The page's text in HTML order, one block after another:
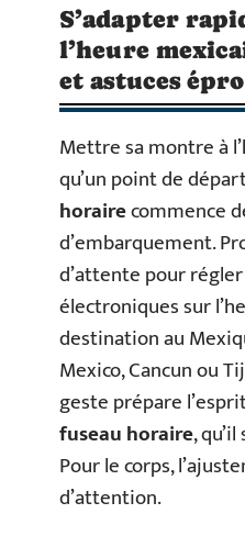
S’adapter
l’heure
et astuces
Mettre sa montre à
qu’un point de
horairecommence
d’embarquement.
d’attente pour
électroniques sur
destination au
Mexico, Cancun ou
geste prépare
fuseau horaire,
Pour le corps,
d’attention.